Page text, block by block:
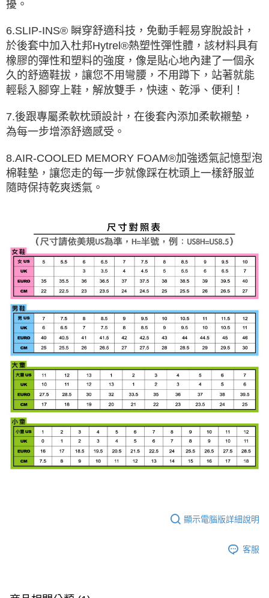
擾。
6.SLIP-INS® 瞬穿舒適科技，免動手輕易穿脫設計，
於後套中加入杜邦Hytrel®熱塑性彈性體，該材料具有
橡膠的彈性和塑料的強度，像是貼心地內建了一個永
久的舒適鞋拔，讓您不用彎腰，不用蹲下，站著就能
輕鬆入腳穿上鞋，解放雙手，快速、乾淨、便利！
7.後跟專屬柔軟枕頭設計，在後套內添加柔軟襯墊，
為每一步增添舒適感受。
8.AIR-COOLED MEMORY FOAM®加強透氣記憶型泡
棉鞋墊，讓您走的每一步就像踩在枕頭上一樣舒服並
隨時保持乾爽透氣。
顯示電腦版詳細說明
客服